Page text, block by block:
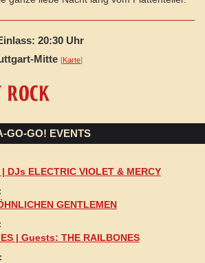
20:30 Uhr
-Mitte [Karte]
GO-GO! EVENTS
DJs ELECTRIC VIOLET & MERCY
GENTLEMEN
| Guests: THE RAILBONES